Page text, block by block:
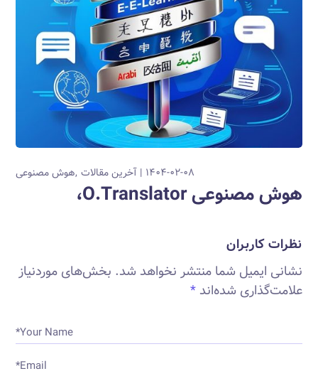
۱۴۰۴-۰۲-۰۸ آخرین مقالات هوش مصنوعی
هوش مصنوعی O.Translator،
نظرات کاربران
نشانی ایمیل شما منتشر نخواهد شد. بخش‌های موردنیاز
علامت‌گذاری شده‌اند*
Your Name*
Email*